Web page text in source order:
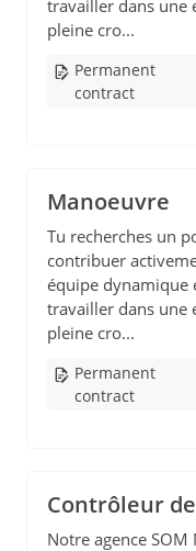
travailler dans une
pleine cro...
Permanent
contract
Manoeuvre
Tu recherches un
contribuer
équipe dynamique
travailler dans une
pleine cro...
Permanent
contract
Contrôleur
Notre agence